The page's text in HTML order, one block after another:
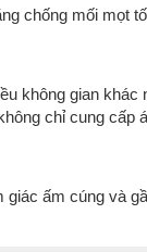
chống mối mọt
không gian khác
chỉ cung cấp
ấm cúng và